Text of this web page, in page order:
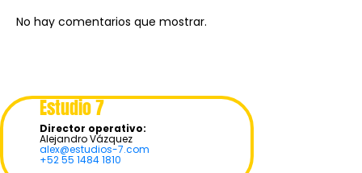
No hay comentarios que mostrar.
Estudio 7
Director operativo:
Alejandro Vázquez
alex@estudios-7.com
+52 55 1484 1810